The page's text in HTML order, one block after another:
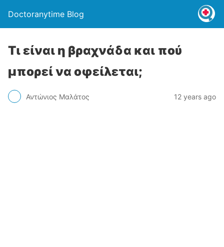
Doctoranytime Blog
Τι είναι η βραχνάδα και πού
μπορεί να οφείλεται;
Αντώνιος Μαλάτος 12 years ago